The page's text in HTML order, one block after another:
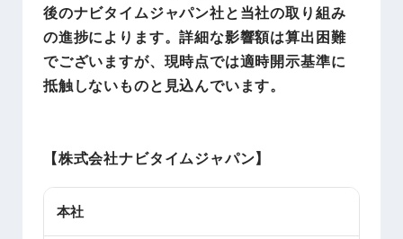
後のナビタイムジャパン社と当社の取り組み
の進捗によります。詳細な影響額は算出困難
でございますが、現時点では適時開示基準に
抵触しないものと見込んでいます。
【株式会社ナビタイムジャパン】
本社